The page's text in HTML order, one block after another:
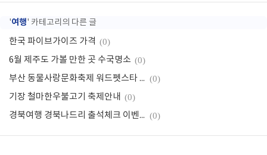
'여행' 카테고리의 다른 글
한국 파이브가이즈 가격 (0)
6월 제주도 가볼 만한 곳 수국명소 (0)
부산 동물사랑문화축제 워드펫스타 축제행사 안내 (0)
기장 철마한우불고기 축제안내 (0)
경북여행 경북나드리 출석체크 이벤트 참여방법 (0)